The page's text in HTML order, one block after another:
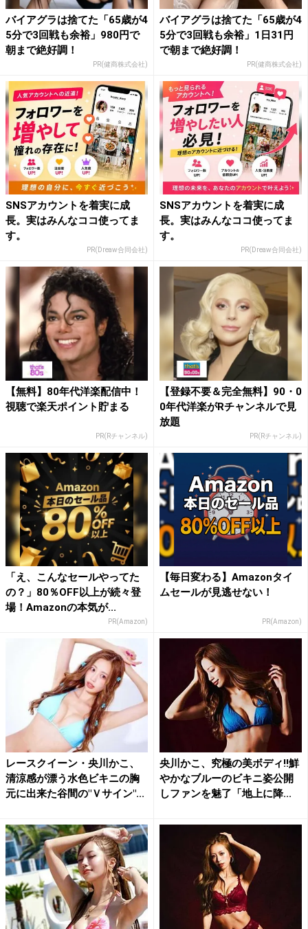
バイアグラは捨てた「65歳が4
5分で3回戦も余裕」980円で
朝まで絶好調！
PR(健商株式会社)
バイアグラは捨てた「65歳が4
5分で3回戦も余裕」1日31円
で朝まで絶好調！
PR(健商株式会社)
SNSアカウントを着実に成
長。実はみんなココ使ってま
す。
PR(Dreaw合同会社)
SNSアカウントを着実に成
長。実はみんなココ使ってま
す。
PR(Dreaw合同会社)
【無料】80年代洋楽配信中！
視聴で楽天ポイント貯まる
PR(Rチャンネル)
【登録不要＆完全無料】90・0
0年代洋楽がRチャンネルで見
放題
PR(Rチャンネル)
「え、こんなセールやってた
の？」80％OFF以上が続々登
場！Amazonの本気が...
PR(Amazon)
【毎日変わる】Amazonタイ
ムセールが見逃せない！
PR(Amazon)
レースクイーン・央川かこ、
清涼感が漂う水色ビキニの胸
元に出来た谷間の"Ｖサイン"...
央川かこ、究極の美ボディ!!鮮
やかなブルーのビキニ姿公開
しファンを魅了「地上に降...